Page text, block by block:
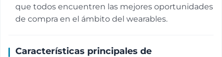
que todos encuentren las mejores oportunidades
de compra en el ámbito del wearables.
Características principales de